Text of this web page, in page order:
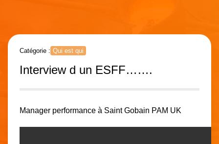
Catégorie : Qui est qui
Interview d un ESFF…….
Manager performance à Saint Gobain PAM UK